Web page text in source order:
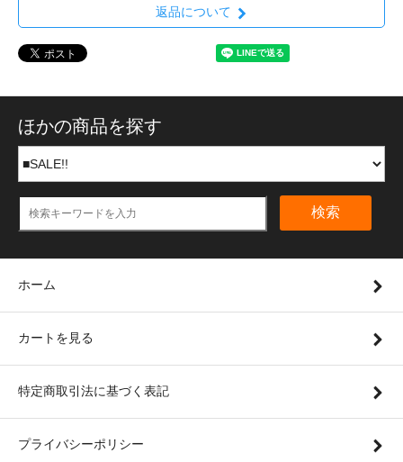
返品について
ほかの商品を探す
検索
ホーム
カートを見る
特定商取引法に基づく表記
プライバシーポリシー